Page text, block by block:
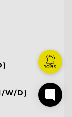
W/D)
JOBS